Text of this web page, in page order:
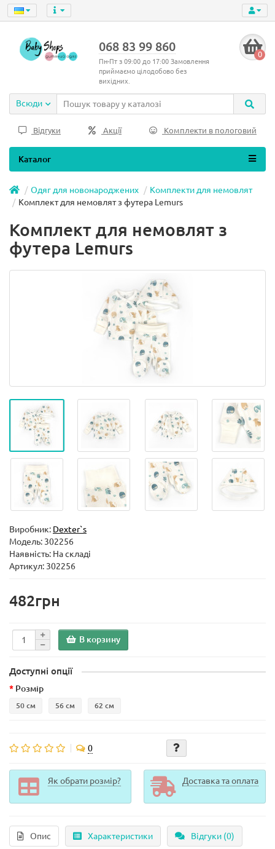
068 83 99 860
Пн-Пт з 09:00 до 17:00 Замовлення
приймаємо цілодобово без
вихідних.
0
Всюди
Відгуки Акції Комплекти в пологовий
Каталог
Одяг для новонароджених
Комплекти для немовлят
Комплект для немовлят з футера Lemurs
Комплект для немовлят з
футера Lemurs
Виробник: Dexter`s
Модель: 302256
Наявність: На складі
Артикул: 302256
482грн
В корзину
Доступні опції
Розмір
50 см 56 см 62 см
0
Як обрати розмір? Доставка та оплата
Опис Характеристики Відгуки (0)